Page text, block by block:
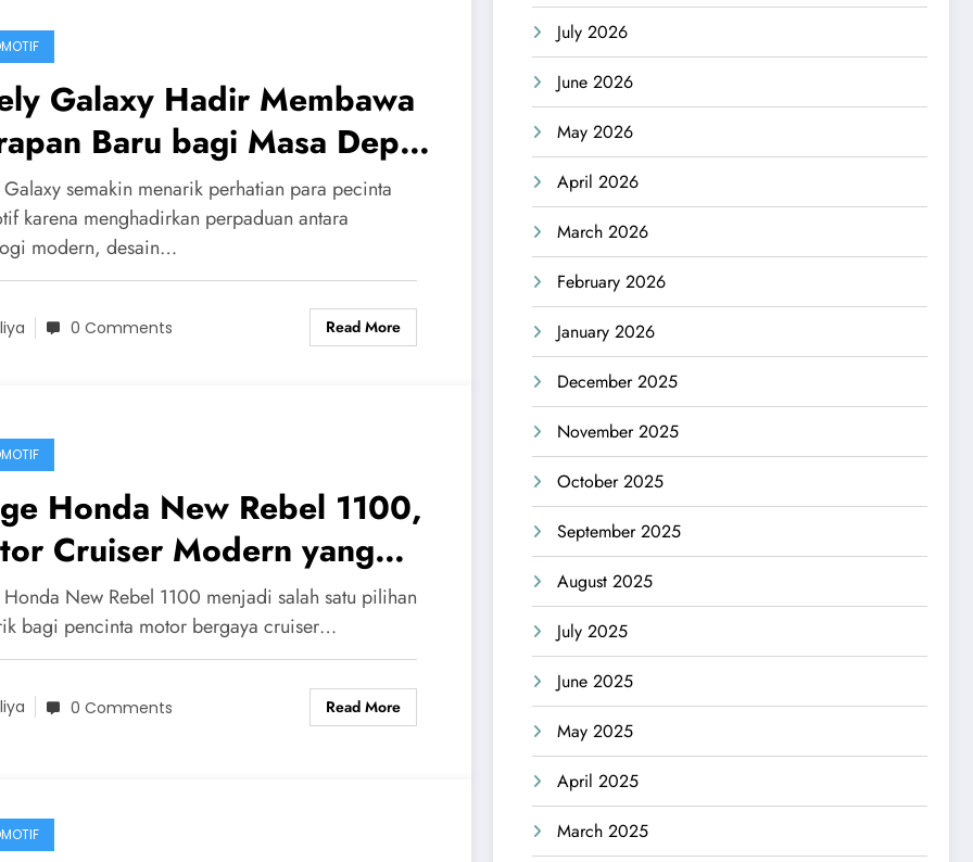
Galaxy Hadir Membawa
Baru bagi Masa Depan
Pintar yang Modern dan
semakin menarik perhatian para pecinta
karena menghadirkan perpaduan antara
modern, desain…
0 Comments Read More
Honda New Rebel 1100,
Cruiser Modern yang
Kenyamanan dan
di Setiap Perjalanan
New Rebel 1100 menjadi salah satu pilihan
bagi pencinta motor bergaya cruiser…
0 Comments Read More
July 2026
June 2026
May 2026
April 2026
March 2026
February 2026
January 2026
December 2025
November 2025
October 2025
September 2025
August 2025
July 2025
June 2025
May 2025
April 2025
March 2025